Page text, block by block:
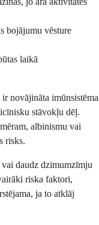
bojājumu vēsture
laikā
novājināta imūnsistēma
stāvokļu dēļ.
albinismu vai
risks.
vai daudz dzimumzīmju
riska faktori,
ja to atklāj